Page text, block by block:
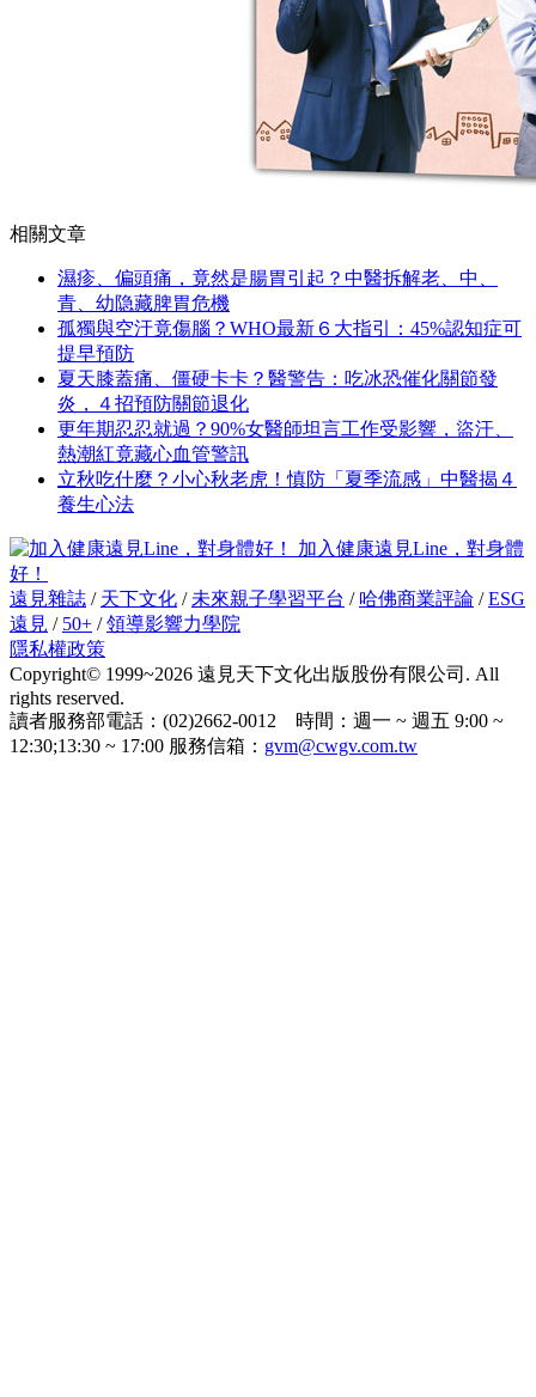
相關文章
濕疹、偏頭痛，竟然是腸胃引起？中醫拆解老、中、
青、幼隐藏脾胃危機
孤獨與空汙竟傷腦？WHO最新６大指引：45%認知症可
提早預防
夏天膝蓋痛、僵硬卡卡？醫警告：吃冰恐催化關節發
炎，４招預防關節退化
更年期忍忍就過？90%女醫師坦言工作受影響，盜汗、
熱潮紅竟藏心血管警訊
立秋吃什麼？小心秋老虎！慎防「夏季流感」中醫揭４
養生心法
加入健康遠見Line，對身體
好！
遠見雜誌 / 天下文化 / 未來親子學習平台 / 哈佛商業評論 /ESG
遠見 / 50+ /領導影響力學院
隱私權政策
Copyright© 1999~2026 遠見天下文化出版股份有限公司. All
rights reserved.
讀者服務部電話：(02)2662-0012 時間：週一 ~ 週五 9:00 ~
12:30;13:30 ~ 17:00 服務信箱： gvm@cwgv.com.tw